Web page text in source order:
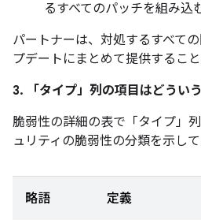
るすべてのパッチを組み込
パートナーは、対処するすべて
プデートにまとめて提供するこ
3. 「タイプ」 列の項目はどうい
脆弱性の詳細の表で「タイプ」
ュリティの脆弱性の分類を示して
略語 定義